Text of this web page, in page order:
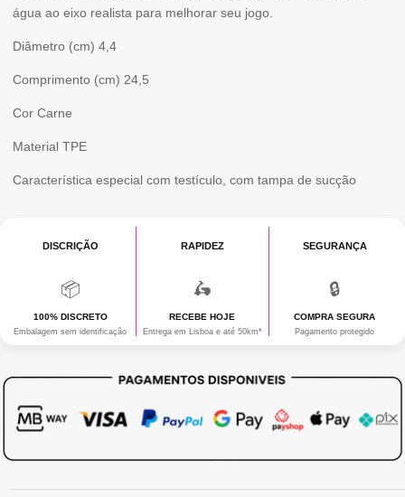
água ao eixo realista para melhorar seu jogo.
Diâmetro (cm) 4,4
Comprimento (cm) 24,5
Cor Carne
Material TPE
Característica especial com testículo, com tampa de sucção
DISCRIÇÃO
📦
100% DISCRETO
Embalagem sem identificação
RAPIDEZ
🛵
RECEBE HOJE
Entrega em Lisboa e até 50km*
SEGURANÇA
🔒
COMPRA SEGURA
Pagamento protegido